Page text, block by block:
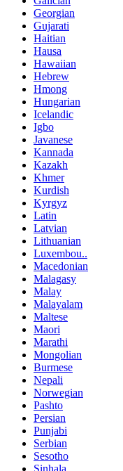
Georgian
Gujarati
Haitian
Hausa
Hawaiian
Hebrew
Hmong
Hungarian
Icelandic
Igbo
Javanese
Kannada
Kazakh
Khmer
Kurdish
Kyrgyz
Latin
Latvian
Lithuanian
Luxembou..
Macedonian
Malagasy
Malay
Malayalam
Maltese
Maori
Marathi
Mongolian
Burmese
Nepali
Norwegian
Pashto
Persian
Punjabi
Serbian
Sesotho